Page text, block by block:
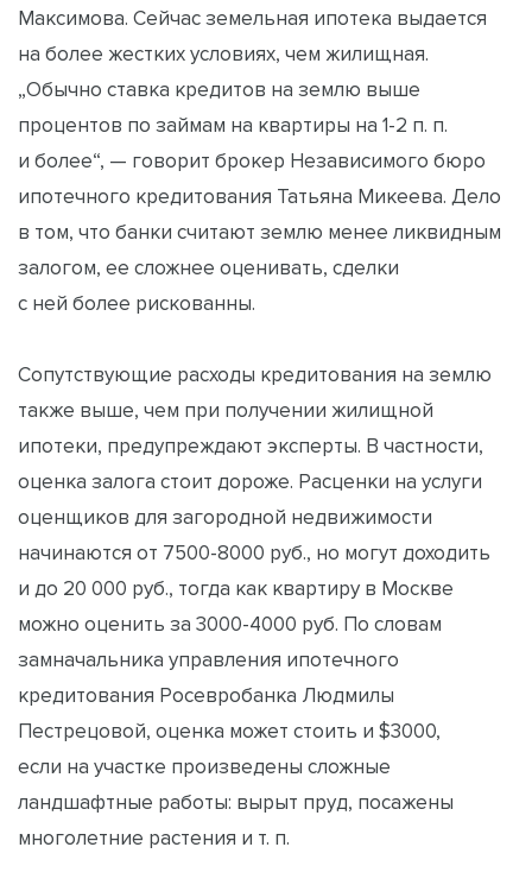
Максимова. Сейчас земельная ипотека выдается
на более жестких условиях, чем жилищная.
„Обычно ставка кредитов на землю выше
процентов по займам на квартиры на 1-2 п. п.
и более“, — говорит брокер Независимого бюро
ипотечного кредитования Татьяна Микеева. Дело
в том, что банки считают землю менее ликвидным
залогом, ее сложнее оценивать, сделки
с ней более рискованны.
Сопутствующие расходы кредитования на землю
также выше, чем при получении жилищной
ипотеки, предупреждают эксперты. В частности,
оценка залога стоит дороже. Расценки на услуги
оценщиков для загородной недвижимости
начинаются от 7500-8000 руб., но могут доходить
и до 20 000 руб., тогда как квартиру в Москве
можно оценить за 3000-4000 руб. По словам
замначальника управления ипотечного
кредитования Росевробанка Людмилы
Пестрецовой, оценка может стоить и $3000,
если на участке произведены сложные
ландшафтные работы: вырыт пруд, посажены
многолетние растения и т. п.